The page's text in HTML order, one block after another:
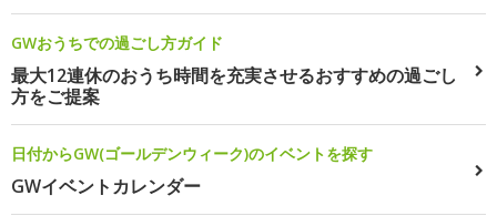
GWおうちでの過ごし方ガイド
最大12連休のおうち時間を充実させるおすすめの過ごし
方をご提案
日付からGW(ゴールデンウィーク)のイベントを探す
GWイベントカレンダー